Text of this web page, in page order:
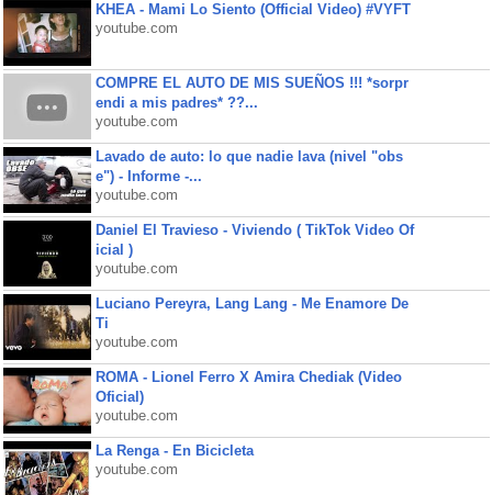
KHEA - Mami Lo Siento (Official Video) #VYFT
youtube.com
COMPRE EL AUTO DE MIS SUEÑOS !!! *sorpr
endi a mis padres* ??...
youtube.com
Lavado de auto: lo que nadie lava (nivel "obs
e") - Informe -...
youtube.com
Daniel El Travieso - Viviendo ( TikTok Video Of
icial )
youtube.com
Luciano Pereyra, Lang Lang - Me Enamore De
Ti
youtube.com
ROMA - Lionel Ferro X Amira Chediak (Video
Oficial)
youtube.com
La Renga - En Bicicleta
youtube.com